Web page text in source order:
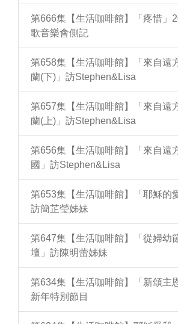
第666集【生活咖啡館】「疼惜」
歌音樂會側記
第658集【生活咖啡館】「來自遠
蘭(下)」訪Stephen&Lisa
第657集【生活咖啡館】「來自遠
蘭(上)」訪Stephen&Lisa
第656集【生活咖啡館】「來自遠
國」訪Stephen&Lisa
第653集【生活咖啡館】「耶穌的
訪簡芷瑩姊妹
第647集【生活咖啡館】「從婦幼
壇」訪陳明蕾姊妹
第634集【生活咖啡館】「新頌主
新年特別節目